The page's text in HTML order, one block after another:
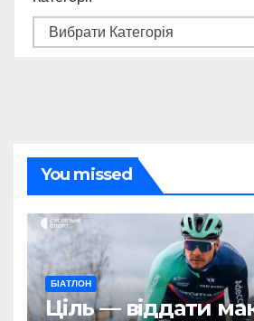
You missed
БІАТЛОН
Ціль — віддати